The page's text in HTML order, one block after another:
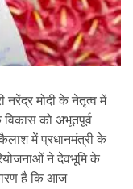
नरेंद्र मोदी के नेतृत्व में
को अभूतपूर्व
में प्रधानमंत्री के
ने देवभूमि के
है कि आज